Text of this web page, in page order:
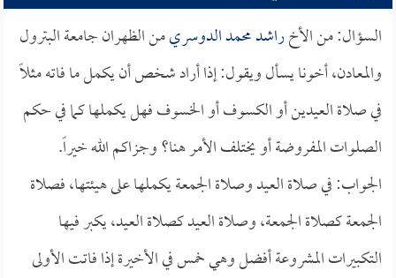
السؤال: من الأخراشد محمد الدوسريمن الظهران جامعة البترول
والمعادن، أخونا يسأل ويقول: إذا أراد شخص أن يكمل ما فاته مثلاً
في صلاة العيدين أو الكسوف أو الخسوف فهل يكملها كما في حكم
الصلوات المفروضة أو يختلف الأمر هنا؟ وجزاكم الله خيراً.
الجواب: في صلاة العيد وصلاة الجمعة يكملها على هيئتها، فصلاة
الجمعة كصلاة الجمعة، وصلاة العيد كصلاة العيد، يكبر فيها
التكبيرات المشروعة أفضل وهي خمس في الأخيرة إذا فاتت الأولى